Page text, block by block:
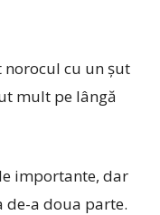
cu un șut
mult pe lângă
importante, dar
de-a doua parte.